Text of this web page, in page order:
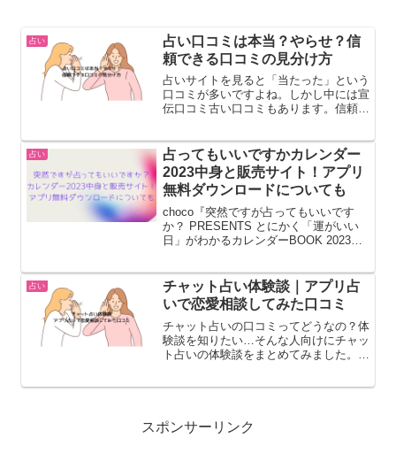
占い
占い口コミは本当？やらせ？信
頼できる口コミの見分け方
占いサイトを見ると「当たった」という
口コミが多いですよね。しかし中には宣
伝口コミ古い口コミもあります。信頼で
ミ。②悪い口コミもある良い口コミだけ
のサイトは注意です。良い面...
占い
占ってもいいですかカレンダー
2023中身と販売サイト！アプリ
無料ダウンロードについても
choco『突然ですが占ってもいいです
か？ PRESENTS とにかく「運がいい
日」がわかるカレンダーBOOK 2023』
ンが含まれております。突然ですが占っ
て...
占い
チャット占い体験談｜アプリ占
いで恋愛相談してみた口コミ
チャット占いの口コミってどうなの？体
験談を知りたい…そんな人向けにチャッ
ト占いの体験談をまとめてみました。チ
スポンサーリンク